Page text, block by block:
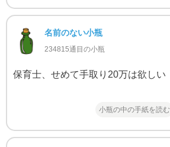
名前のない小瓶
234815通目の小瓶
保育士、せめて手取り20万は欲しい
小瓶の中の手紙を読む